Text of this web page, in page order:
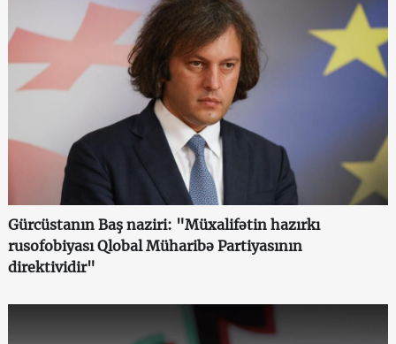
Gürcüstanın Baş naziri: "Müxalifətin hazırkı
rusofobiyası Qlobal Müharibə Partiyasının
direktividir"